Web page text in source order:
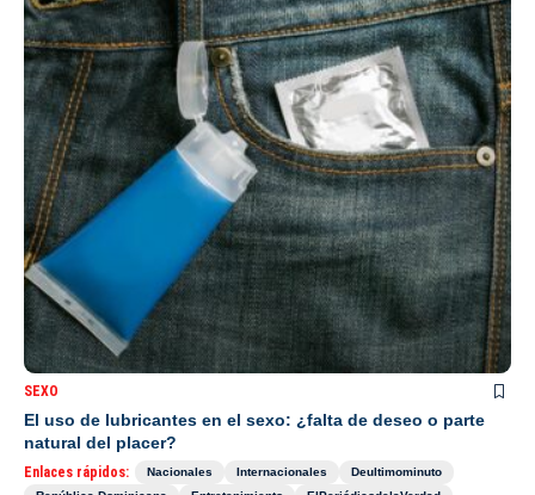
SEXO
El uso de lubricantes en el sexo: ¿falta de deseo o parte
natural del placer?
Enlaces rápidos: Nacionales Internacionales
Deultimominuto